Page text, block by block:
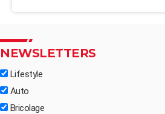
NEWSLETTERS
Lifestyle
Auto
Bricolage